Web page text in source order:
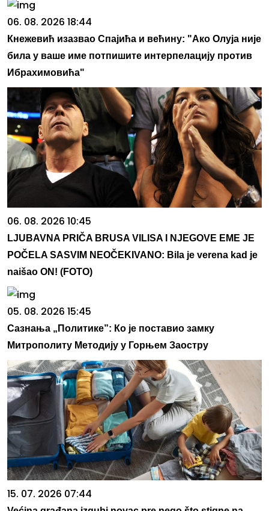
06. 08. 2026 18:44
Кнежевић изазвао Спајића и већину: "Ако Олуја није
била у ваше име потпишите интерпелацију против
Ибрахимовића"
06. 08. 2026 10:45
LJUBAVNA PRIČA BRUSA VILISA I NJEGOVE EME JE
POČELA SASVIM NEOČEKIVANO: Bila je verena kad je
naišao ON! (FOTO)
05. 08. 2026 15:45
Сазнања „Политике”: Ко је поставио замку
Митрополиту Методију у Горњем Заостру
15. 07. 2026 07:44